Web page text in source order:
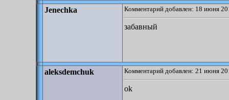
Jenechka Комментарий добавлен: 18 июня
забавный
aleksdemchuk Комментарий добавлен: 21 июня
ok